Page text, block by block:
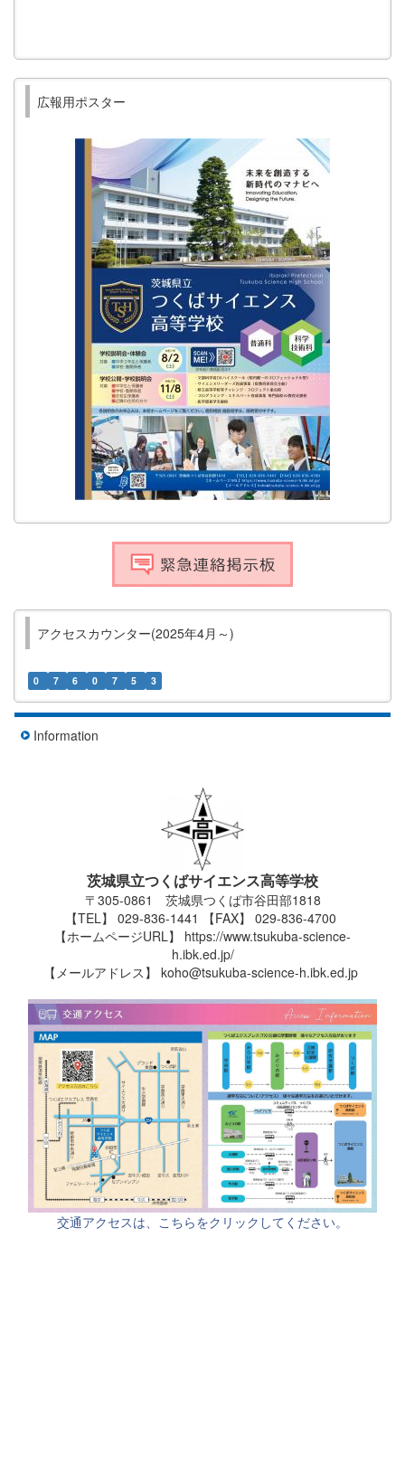
広報用ポスター
アクセスカウンター(2025年4月～)
0 7 6 0 7 5 3
Information
茨城県立つくばサイエンス高等学校
〒305-0861 茨城県つくば市谷田部1818
【TEL】 029-836-1441 【FAX】 029-836-4700
【ホームページURL】 https://www.tsukuba-science-
h.ibk.ed.jp/
【メールアドレス】 koho@tsukuba-science-h.ibk.ed.jp
交通アクセスは、こちらをクリックしてください。